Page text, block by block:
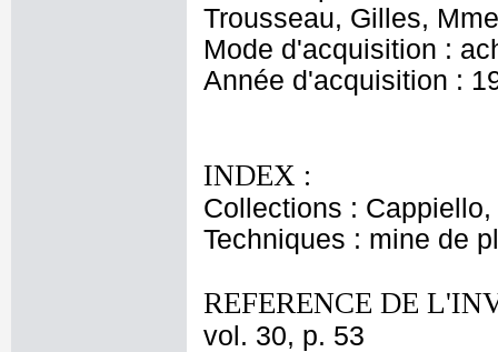
Trousseau, Gilles,
Mode d'acquisition :
Année d'acquisition :
INDEX :
Collections :
Techniques : mine de
REFERENCE DE
vol. 30, p. 53